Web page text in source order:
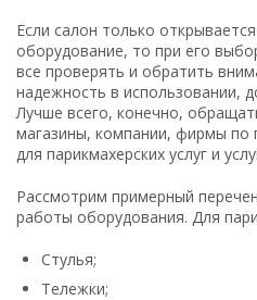
Если салон только
оборудование, то при его
все проверять и обратить
надежность в использовании,
Лучше всего, конечно,
магазины, компании, фирмы по
для парикмахерских услуг и
Рассмотрим примерный
работы оборудования. Для
Стулья;
Тележки;